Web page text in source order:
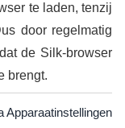
te laden, tenzij
door regelmatig
de Silk-browser
brengt.
Apparaatinstellingen